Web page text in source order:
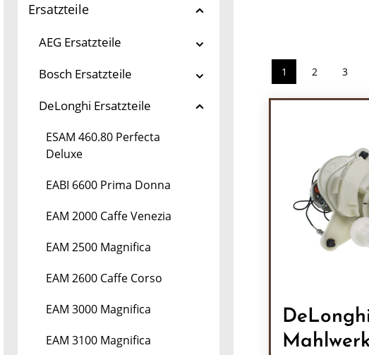
Ersatzteile
AEG Ersatzteile
Bosch Ersatzteile
DeLonghi Ersatzteile
ESAM 460.80 Perfecta
Deluxe
EABI 6600 Prima Donna
EAM 2000 Caffe Venezia
EAM 2500 Magnifica
EAM 2600 Caffe Corso
EAM 3000 Magnifica
EAM 3100 Magnifica
Seite
1 Seite
2 Seite
3